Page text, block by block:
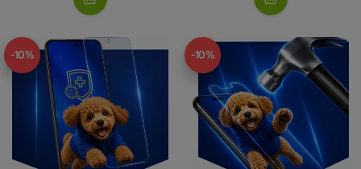
-10% -10%